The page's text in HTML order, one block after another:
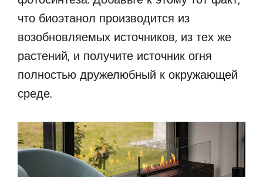
что биоэтанол производится из
возобновляемых источников, из тех же
растений, и получите источник огня
полностью дружелюбный к окружающей
среде.